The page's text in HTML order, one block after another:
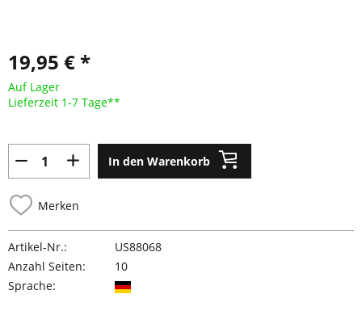
19,95 € *
Auf Lager
Lieferzeit 1-7 Tage**
In den Warenkorb
Merken
Artikel-Nr.:
US88068
Anzahl Seiten:
10
Sprache: